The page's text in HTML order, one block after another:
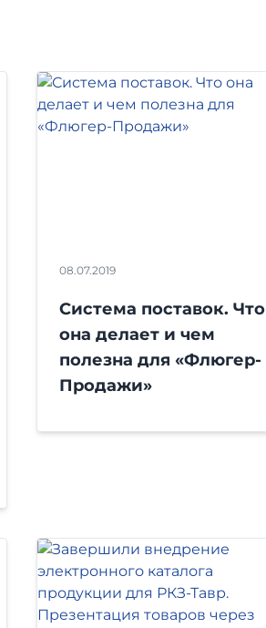
08.07.2019
Система поставок. Что
она делает и чем
полезна для «Флюгер-
Продажи»